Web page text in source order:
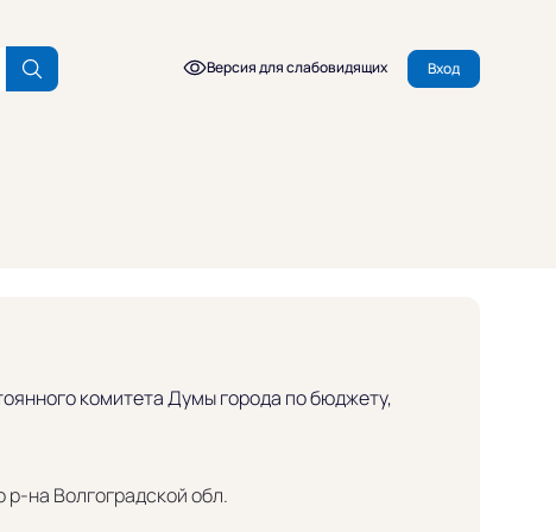
Версия для слабовидящих Вход
комитета Думы города по бюджету,
р-на Волгоградской обл.